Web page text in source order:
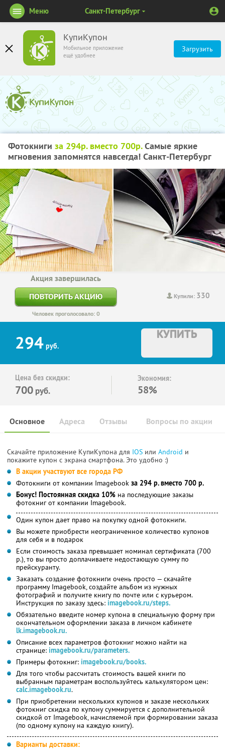
КупиКупон
Мобильное приложение
ещё удобнее
Загрузить
Меню Санкт-Петербург
Фотокниги за 294р. вместо 700р.Самые яркие
мгновения запомнятся навсегда! Санкт-Петербург
Купили: 330
Акция завершилась
ПОВТОРИТЬ АКЦИЮ
Человек проголосовало: 0
294 руб.
КУПИТЬ
Цена без скидки:
700 руб.
Экономия:
58%
Основное Отзывы Вопросы по акции
Адреса
Скачайте приложение КупиКупона для IOS или Android и
покажите купон с экрана смартфона. Это удобно :)
В акции участвуют все города РФ
Фотокниги от компании Imagebook за 294 р. вместо 700 р.
Бонус! Постоянная скидка 10% на последующие заказы
фотокниг от компании Imagebook.
Один купон дает право на покупку одной фотокниги.
Вы можете приобрести неограниченное количество купонов
для себя и в подарок
Если стоимость заказа превышает номинал сертификата (700
р.), то вы просто доплачиваете недостающую сумму по
прейскуранту.
Заказать создание фотокниги очень просто — скачайте
программу Imagebook, создайте альбом из нужных
фотографий и получите книгу по почте или с курьером.
Инструкция по заказу здесь: imagebook.ru/steps.
Обязательно введите номер купона в специальную форму при
окончательном оформлении заказа в личном кабинете
lk.imagebook.ru.
Описание всех параметров фотокниг можно найти на
странице: imagebook.ru/parameters.
Примеры фотокниг: imagebook.ru/books.
Для того чтобы рассчитать стоимость вашей книги по
выбранным параметрам воспользуйтесь калькулятором цен:
calc.imagebook.ru.
При приобретении нескольких купонов и заказе нескольких
фотокниг скидка по купону суммируется с дополнительной
скидкой от Imagebook, начисляемой при формировании заказа
(по одному купону на каждую книгу).
Варианты доставки: